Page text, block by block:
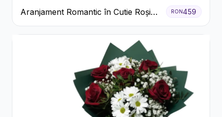
Aranjament Romantic în Cutie Roșie
cu Trandafiri și Crizanteme
RON459